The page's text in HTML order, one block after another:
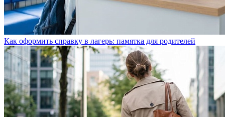
Как оформить справку в лагерь: памятка для родителей